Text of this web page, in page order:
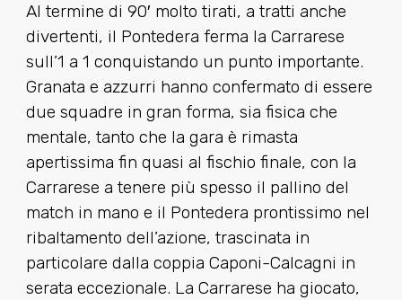
Al termine di 90′ molto tirati, a tratti anche
divertenti, il Pontedera ferma la Carrarese
sull’1 a 1 conquistando un punto importante.
Granata e azzurri hanno confermato di essere
due squadre in gran forma, sia fisica che
mentale, tanto che la gara è rimasta
apertissima fin quasi al fischio finale, con la
Carrarese a tenere più spesso il pallino del
match in mano e il Pontedera prontissimo nel
ribaltamento dell’azione, trascinata in
particolare dalla coppia Caponi-Calcagni in
serata eccezionale. La Carrarese ha giocato,